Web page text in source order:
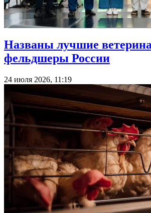
Названы лучшие
фельдшеры России
24 июля 2026, 11:19